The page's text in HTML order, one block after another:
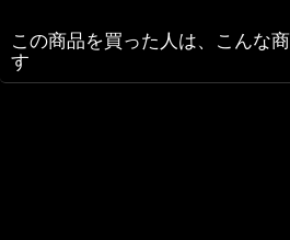
この商品を買った人は、こんな
す